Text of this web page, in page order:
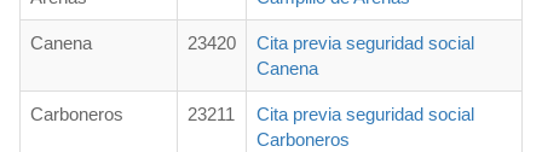
Canena 23420
Cita previa seguridad social
Canena
Carboneros 23211
Cita previa seguridad social
Carboneros